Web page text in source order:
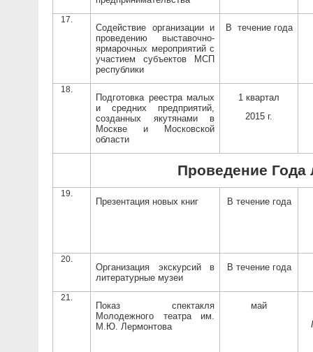
Содействие организации и
проведению выставочно-
ярмарочных мероприятий с
участием субъектов МСП
республики
В течение года
Подготовка реестра малых
и средних предприятий,
созданных якутянами в
Москве и Московской
области
1 квартал
2015 г.
Проведение Года
Презентация новых книг В течение года
Организация экскурсий в
литературные музеи
В течение года
Показ спектакля
Молодежного театра им.
М.Ю. Лермонтова
май